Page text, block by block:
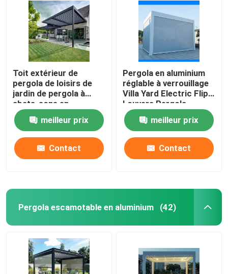
Au sujet de nous
Visite d'usine
Contrôle de qualité
Contactez-nous
Nouvelles
Pergola escamotable en aluminium
Toit extérieur de
pergola de loisirs de
jardin de pergola à
abats-sons en
aluminium européenne
de stylemeilleur prix
Contact
Pergola en aluminium
réglable à verrouillage
Villa Yard Electric Flip
Louvers Pergola
meilleur prix
Contact
Pergola escamotable en aluminium (42)